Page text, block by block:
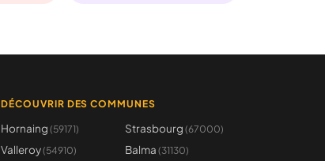
DÉCOUVRIR DES COMMUNES
Hornaing (59171) Strasbourg (67000)
Valleroy(54910) Balma (31130)